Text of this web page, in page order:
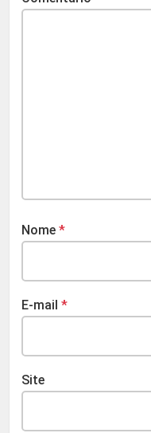
Nome *
E-mail *
Site